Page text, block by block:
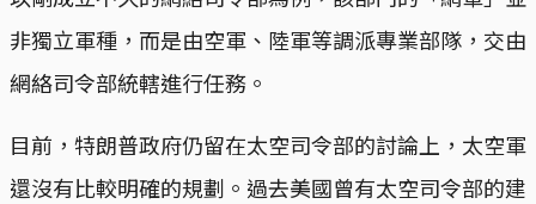
非獨立軍種，而是由空軍、陸軍等調派專業部隊，交由
網絡司令部統轄進行任務。
目前，特朗普政府仍留在太空司令部的討論上，太空軍
還沒有比較明確的規劃。過去美國曾有太空司令部的建